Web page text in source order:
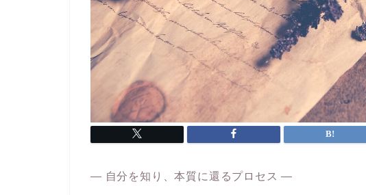
― 自分を知り、本質に還るプロセス ―